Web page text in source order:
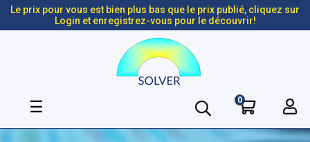
Le prix pour vous est bien plus bas que le prix publié, cliquez sur
Login et enregistrez-vous pour le découvrir!
Basculer
navigation
☰ 0